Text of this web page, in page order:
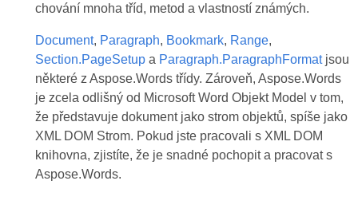
chování mnoha tříd, metod a vlastností známých.
Document, Paragraph, Bookmark, Range,
Section.PageSetupa Paragraph.ParagraphFormatjsou
některé z Aspose.Words třídy. Zároveň, Aspose.Words
je zcela odlišný od Microsoft Word Objekt Model v tom,
že představuje dokument jako strom objektů, spíše jako
XML DOM Strom. Pokud jste pracovali s XML DOM
knihovna, zjistíte, že je snadné pochopit a pracovat s
Aspose.Words.